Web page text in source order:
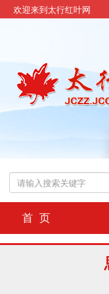
欢迎来到太行红叶网
首 页